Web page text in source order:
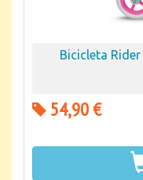
Bicicleta
54,90 €